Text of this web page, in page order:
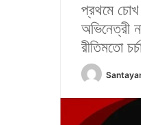
প্রথমে চোখ
অভিনেত্রী
রীতিমতো